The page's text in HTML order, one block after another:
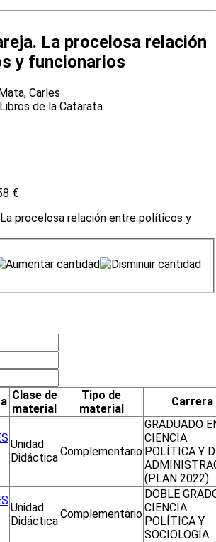
La procelosa relación
y funcionarios
Carles
de la Catarata
€
Clase de
material
Tipo de
material
Carrera
Unidad
DidácticaComplementario
GRADUADO
CIENCIA
POLÍTICA Y
(PLAN 2022)
Unidad
Didáctica
Complementario
DOBLE
CIENCIA
POLÍTICA Y
SOCIOLOGÍA